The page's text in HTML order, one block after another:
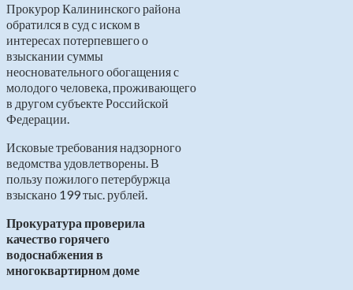
Прокурор Калининского района
обратился в суд с иском в
интересах потерпевшего о
взыскании суммы
неосновательного обогащения с
молодого человека, проживающего
в другом субъекте Российской
Федерации.
Исковые требования надзорного
ведомства удовлетворены. В
пользу пожилого петербуржца
взыскано 199 тыс. рублей.
Прокуратура проверила
качество горячего
водоснабжения в
многоквартирном доме